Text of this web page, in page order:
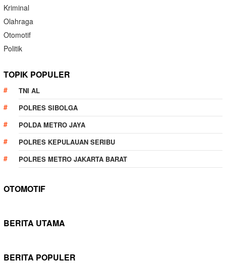
Kriminal
Olahraga
Otomotif
Politik
TOPIK POPULER
TNI AL
POLRES SIBOLGA
POLDA METRO JAYA
POLRES KEPULAUAN SERIBU
POLRES METRO JAKARTA BARAT
OTOMOTIF
BERITA UTAMA
BERITA POPULER